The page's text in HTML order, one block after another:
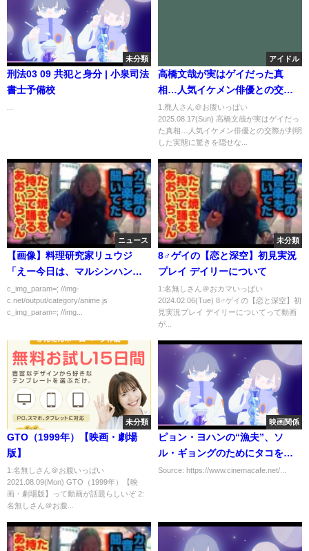
未分類
刑法03 09 共犯と身分 | 小泉司法
書士予備校
アイドル
高橋文哉が実はゲイだった真
相…人気イケメン俳優との交際
が判明した実態に驚きを隠せな
い！今話題の俳優が実はジャニ
ーズだった真相…抱える難病が
言葉を失う！
1:廃人さん＠お腹いっぱい
2025.08.17(Sun) 高橋文哉が実はゲイだっ
た真相…人気イケメン俳優との交際が判明
した実態に驚きを隠せな...
ニュース
【画像】料理研究家リュウジ
「えー今日は、マルシンハンバ
ーグで、炊き込みご飯作りま
す」
c_img_param=; //img-
c.net/output/category/anime.js
c_img_param=; //img...
未分類
8♂ゲイの【恋と深空】初見実況
プレイ デイリーについて
1:名無しさん＠おカマいっぱい
2024.02.06(Tue) 8♂ゲイの【恋と深空】初
見実況プレイ デイリーについてって動画
が...
未分類
GTO（1999年）【映画・劇場
版】
1:名無しさん＠お腹いっぱい
2021.08.09(Mon) GTO（1999年）【映
画・劇場版】って動画が話題らしいぞ 2:
名無しさん＠お腹...
映画関係
ピョン・ヨハンの“漁夫”、ソ
ル・ギョングのためにタコを採
る！『茲山魚譜』本編映像
Source: https://www.cinemacafe.net/...